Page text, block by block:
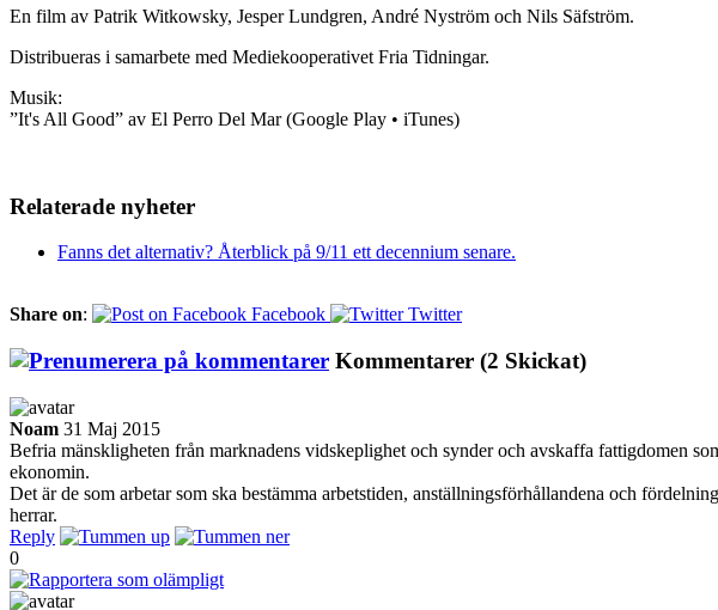
En film av Patrik Witkowsky, Jesper Lundgren, André Nyström och Nils Säfström.
Distribueras i samarbete med Mediekooperativet Fria Tidningar.
Musik:
”It's All Good” av El Perro Del Mar (Google Play • iTunes)
Relaterade nyheter
Fanns det alternativ? Återblick på 9/11 ett decennium senare.
Share on: Facebook Twitter
Kommentarer (2 Skickat)
Noam 31 Maj 2015
Befria mänskligheten från marknadens vidskeplighet och synder och avskaffa fattigdomen
ekonomin.
Det är de som arbetar som ska bestämma arbetstiden, anställningsförhållandena och
herrar.
Reply
0